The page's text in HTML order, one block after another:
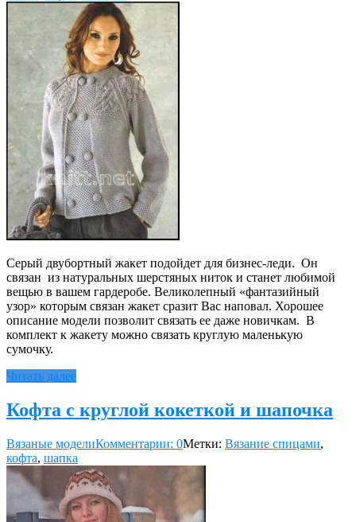
Серый двубортный жакет подойдет для бизнес-леди. Он
связан из натуральных шерстяных ниток и станет любимой
вещью в вашем гардеробе. Великолепный «фантазийный
узор» которым связан жакет сразит Вас наповал. Хорошее
описание модели позволит связать ее даже новичкам. В
комплект к жакету можно связать круглую маленькую
сумочку.
Читать далее
Кофта с круглой кокеткой и шапочка
Вязаные моделиКомментарии: 0Метки: Вязание спицами,
кофта, шапка